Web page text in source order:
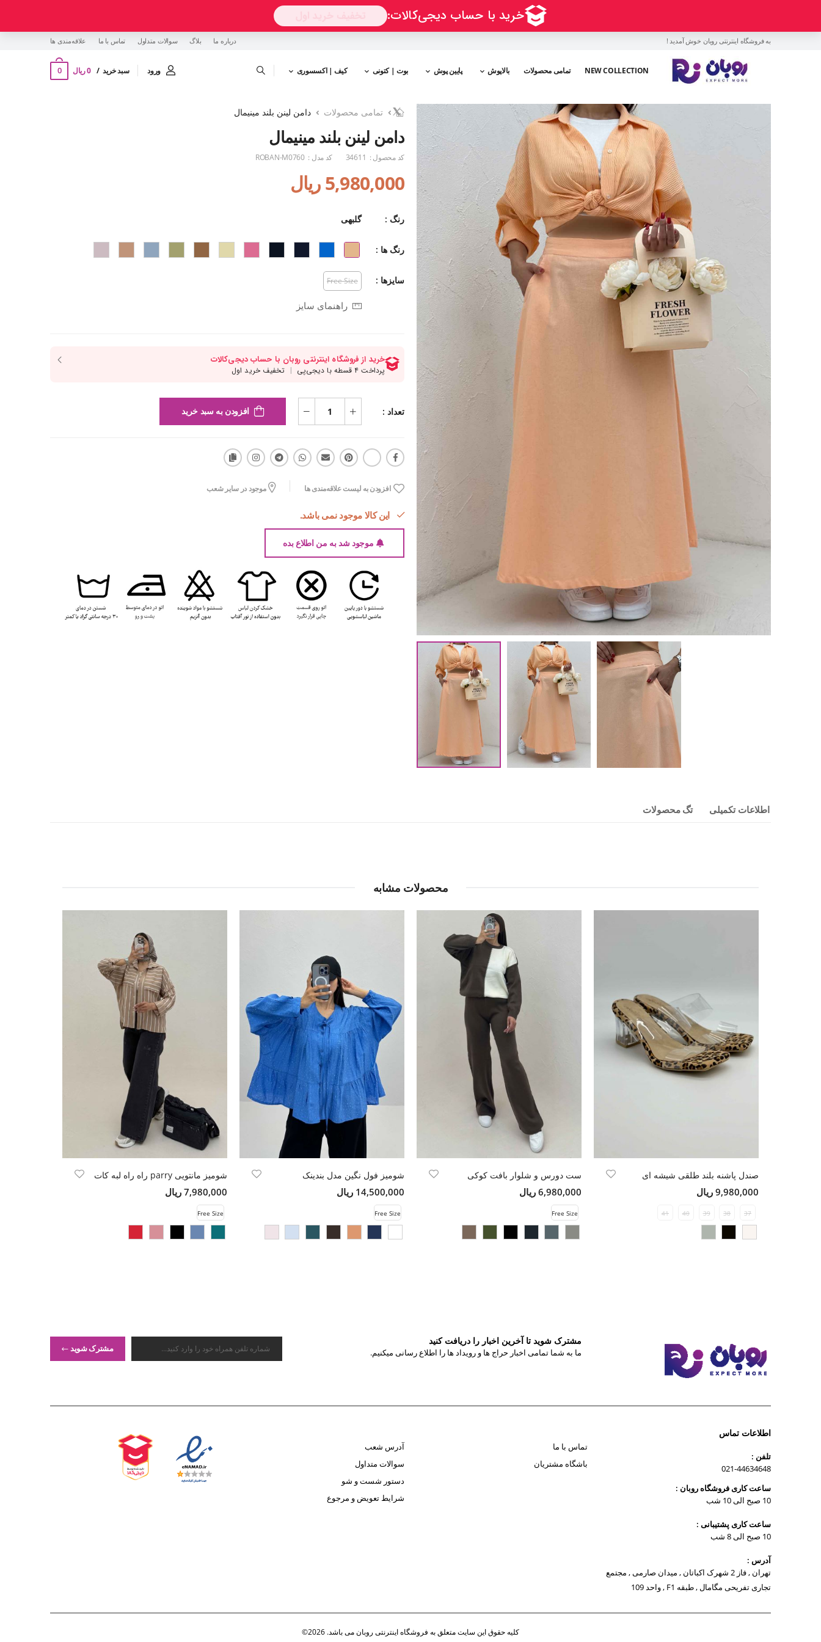
به فروشگاه اینترنتی روبان خوش آمدید ! درباره ما بلاگ سوالات متداول تماس با ما ‌علاقه‌مندی ها
NEW COLLECTION تمامی محصولات بالاپوش پایین پوش بوت | کتونی کیف | اکسسوری ورود سبد خرید 0 ریال 0
تمامی محصولات دامن لینن بلند مینیمال
دامن لینن بلند مینیمال
کد محصول : 34611 کد مدل : ROBAN-M0760
5,980,000 ریال
رنگ : گلبهی
رنگ ها :
سایزها : Free Size
راهنمای سایز
تعداد : افزودن به سبد خرید
افزودن به لیست علاقه‌مندی ها موجود در سایر شعب
این کالا موجود نمی باشد.
موجود شد به من اطلاع بده
اطلاعات تکمیلی تگ محصولات
محصولات مشابه
صندل پاشنه بلند طلقی شیشه ای
9,980,000 ریال
37
38
39
40
41
ست دورس و شلوار بافت کوکی
6,980,000 ریال
Free Size
شومیز فول نگین مدل بندینک
14,500,000 ریال
Free Size
شومیز مانتویی parry راه راه لبه کات
7,980,000 ریال
Free Size
مشترک شوید تا آخرین اخبار را دریافت کنید
ما به شما تمامی اخبار حراج ها و رویداد ها را اطلاع رسانی میکنیم. مشترک شوید
اطلاعات تماس
تلفن :
021-44634648
ساعت کاری فروشگاه روبان :
10 صبح الی 10 شب
ساعت کاری پشتیبانی :
10 صبح الی 8 شب
آدرس :
تهران , فاز 2 شهرک اکباتان , میدان صارمی , مجتمع
تجاری تفریحی مگامال , طبقه F1 , واحد 109
تماس با ما
باشگاه مشتریان
آدرس شعب
سوالات متداول
دستور شست و شو
شرایط تعویض و مرجوع
کلیه حقوق این سایت متعلق به فروشگاه اینترنتی روبان می باشد. 2026©